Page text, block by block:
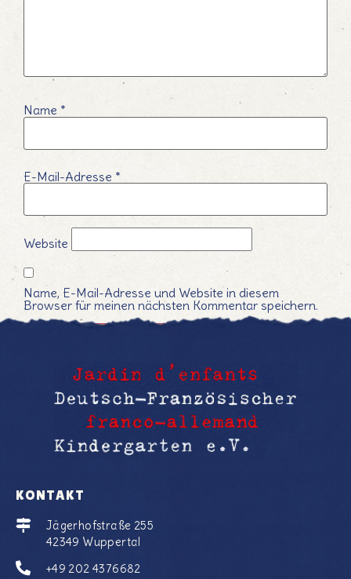
Name *
E-Mail-Adresse *
Website
Name, E-Mail-Adresse und Website in diesem
Browser für meinen nächsten Kommentar speichern.
KONTAKT
Jägerhofstraße 255
42349 Wuppertal
+49 202 4376682